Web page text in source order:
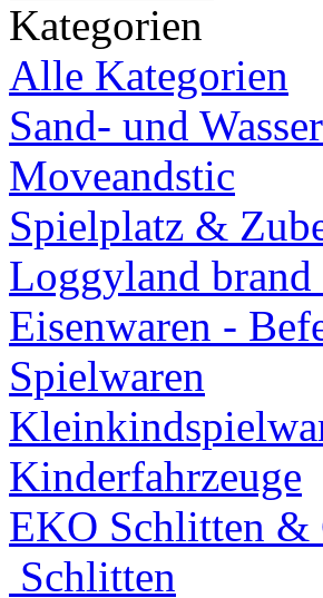
Kategorien
Alle Kategorien
Sand- und
Moveandstic
Spielplatz &
Loggyland
Eisenwaren -
Spielwaren
Kinderfahrzeuge
EKO Schlitten &
Schlitten